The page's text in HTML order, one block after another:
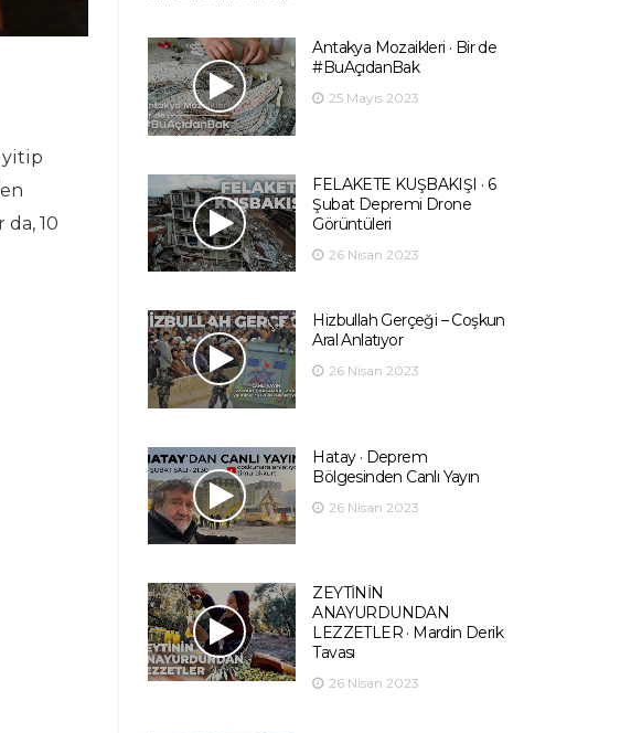
yitip
10
Antakya Mozaikleri · Bir de
#BuAçıdanBak
25 Mayıs 2023
FELAKETE KUŞBAKIŞI · 6
Şubat Depremi Drone
Görüntüleri
26 Nisan 2023
Hizbullah Gerçeği – Coşkun
Aral Anlatıyor
26 Nisan 2023
Hatay · Deprem
Bölgesinden Canlı Yayın
26 Nisan 2023
ZEYTİNİN
ANAYURDUNDAN
LEZZETLER · Mardin Derik
Tavası
26 Nisan 2023